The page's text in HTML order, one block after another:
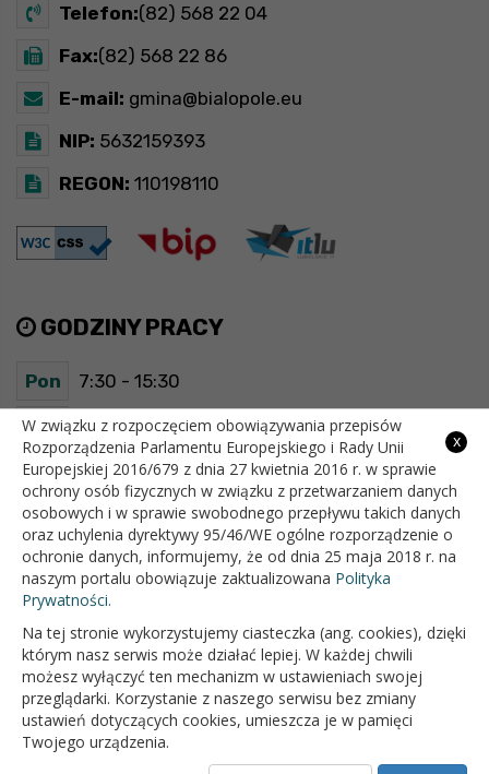
Telefon:(82) 568 22 04
Fax:(82) 568 22 86
E-mail: gmina@bialopole.eu
NIP: 5632159393
REGON: 110198110
GODZINY PRACY
Pon 7:30 - 15:30
Wt 7:30 - 15:30
Śr 7:30 - 15:30
Czw 7:30 - 15:30
Pt 7:30 - 15:30
OFICJALNY SERWIS INTERNETOWY GMINY BIAŁOPOLE
x
W związku z rozpoczęciem obowiązywania przepisów
Rozporządzenia Parlamentu Europejskiego i Rady Unii
Europejskiej 2016/679 z dnia 27 kwietnia 2016 r. w sprawie
ochrony osób fizycznych w związku z przetwarzaniem danych
osobowych i w sprawie swobodnego przepływu takich danych
oraz uchylenia dyrektywy 95/46/WE ogólne rozporządzenie o
ochronie danych, informujemy, że od dnia 25 maja 2018 r. na
naszym portalu obowiązuje zaktualizowana Polityka
Prywatności.
Na tej stronie wykorzystujemy ciasteczka (ang. cookies), dzięki
którym nasz serwis może działać lepiej. W każdej chwili
możesz wyłączyć ten mechanizm w ustawieniach swojej
przeglądarki. Korzystanie z naszego serwisu bez zmiany
ustawień dotyczących cookies, umieszcza je w pamięci
Twojego urządzenia.